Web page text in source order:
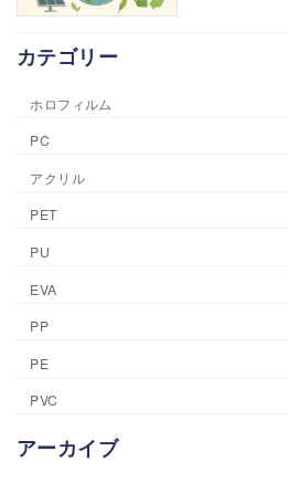
カテゴリー
ホロフィルム
PC
アクリル
PET
PU
EVA
PP
PE
PVC
アーカイブ